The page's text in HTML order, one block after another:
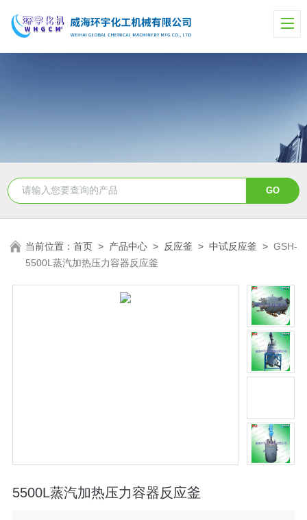
当前位置：首页 > 产品中心 > 反应釜 >中试反应釜 >GSH-
5500L蒸汽加热压力容器反应釜
5500L蒸汽加热压力容器反应釜